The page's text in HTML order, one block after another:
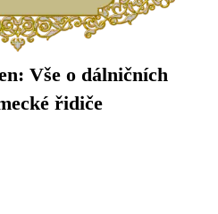
Vše o dálničních
řidiče